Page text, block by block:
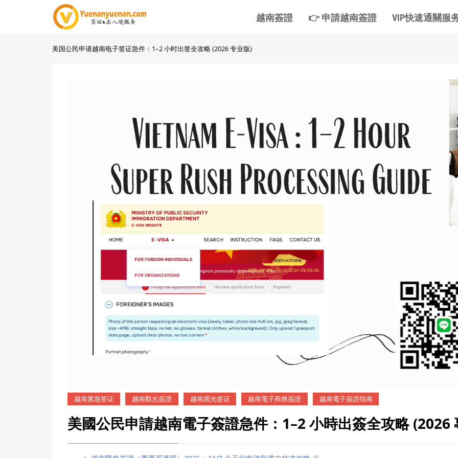
越南簽證 👉 申請越南簽證 VIP快速通關服
美国公民申请越南电子签证急件：1–2 小时出签全攻略 (2026 专业版)
越南紧急签证 越南觀光簽證 越南观光签证 越南電子商務簽證 越南電子簽證指南
美國公民申請越南電子簽證急件：1–2 小時出簽全攻略 (2026